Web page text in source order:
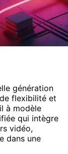
génération
flexibilité et
à modèle
qui intègre
vidéo,
dans une